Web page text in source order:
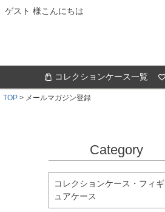
ゲスト 様こんにちは
コレクションケース一覧
TOP メールマガジン登録
Category
コレクションケース・フィギ
ュアケース